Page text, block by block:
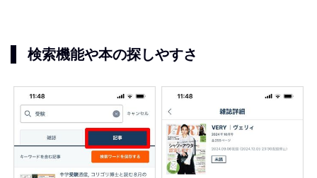
検索機能や本の探しやすさ